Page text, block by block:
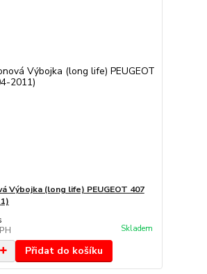
Výbojka (long life) PEUGEOT 407
Skladem
Přidat do košíku